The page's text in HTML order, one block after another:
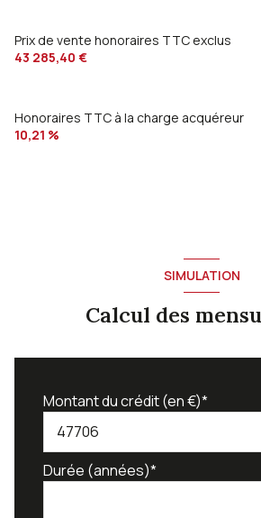
Prix de vente honoraires TTC exclus
43 285,40 €
Honoraires TTC à la charge acquéreur
10,21 %
SIMULATION
Calcul des
Montant du crédit (en €)*
Durée (années)*